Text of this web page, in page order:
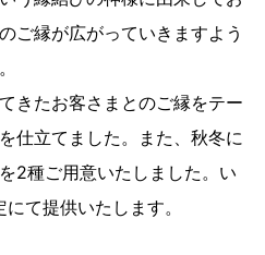
ご縁が広がっていきますよう
きたお客さまとのご縁をテー
仕立てました。また、秋冬に
2種ご用意いたしました。い
て提供いたします。